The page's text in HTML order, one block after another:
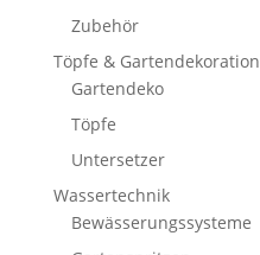
Zubehör
Töpfe & Gartendekoration
Gartendeko
Töpfe
Untersetzer
Wassertechnik
Bewässerungssysteme